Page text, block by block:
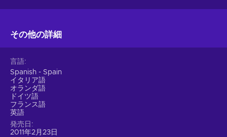
その他の詳細
言語
Spanish - Spain
イタリア語
オランダ語
ドイツ語
フランス語
英語
発売日
2011年2月23日